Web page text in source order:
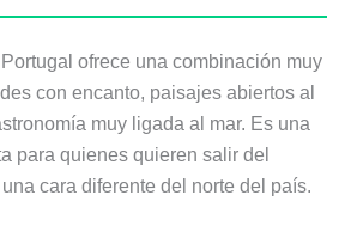
ofrece una combinación muy
con encanto, paisajes abiertos al
muy ligada al mar. Es una
para quienes quieren salir del
cara diferente del norte del país.